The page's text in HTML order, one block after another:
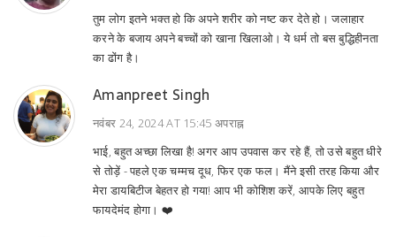
तुम लोग इतने भक्त हो कि अपने शरीर को नष्ट कर देते हो। जलाहार
करने के बजाय अपने बच्चों को खाना खिलाओ। ये धर्म तो बस बुद्धिहीनता
का ढोंग है।
Amanpreet Singh
नवंबर 24, 2024 AT 15:45 अपराह्न
भाई, बहुत अच्छा लिखा है! अगर आप उपवास कर रहे हैं, तो उसे बहुत धीरे
से तोड़ें - पहले एक चम्मच दूध, फिर एक फल। मैंने इसी तरह किया और
मेरा डायबिटीज बेहतर हो गया! आप भी कोशिश करें, आपके लिए बहुत
फायदेमंद होगा। ❤️